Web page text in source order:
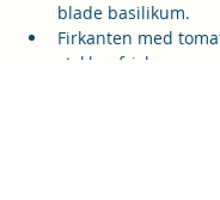
blade basilikum.
Firkanten med
stykker frisk